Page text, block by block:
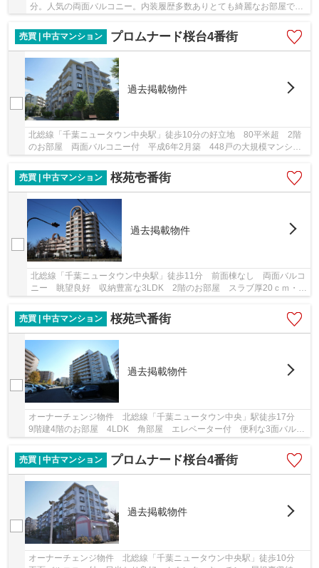
分。人気の両面バルコニー。内装履歴多数ありとても綺麗なお部屋で
売買 | 中古マンション
プロムナード桜台4番街
過去掲載物件
北総線「千葉ニュータウン中央駅」徒歩10分の好立地 80平米超 2階
のお部屋 両面バルコニー付 平成6年2月築 448戸の大規模マンショ
売買 | 中古マンション
桜苑壱番街
過去掲載物件
北総線「千葉ニュータウン中央駅」徒歩11分 前面棟なし 両面バルコ
ニー 眺望良好 収納豊富な3LDK 2階のお部屋 スラブ厚20ｃｍ・2
売買 | 中古マンション
桜苑弐番街
過去掲載物件
オーナーチェンジ物件 北総線「千葉ニュータウン中央」駅徒歩17分
9階建4階のお部屋 4LDK 角部屋 エレベーター付 便利な3面バルコ
売買 | 中古マンション
プロムナード桜台4番街
過去掲載物件
オーナーチェンジ物件 北総線「千葉ニュータウン中央駅」徒歩10分